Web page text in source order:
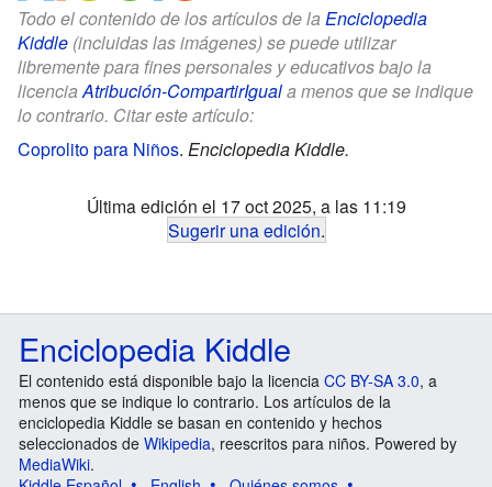
Todo el contenido de los artículos de la Enciclopedia
Kiddle (incluidas las imágenes) se puede utilizar
libremente para fines personales y educativos bajo la
licenciaAtribución-CompartirIguala menos que se indique
lo contrario. Citar este artículo:
Coprolito para Niños. Enciclopedia Kiddle.
Última edición el 17 oct 2025, a las 11:19
Sugerir una edición.
Enciclopedia Kiddle
El contenido está disponible bajo la licencia CC BY-SA 3.0, a
menos que se indique lo contrario. Los artículos de la
enciclopedia Kiddle se basan en contenido y hechos
seleccionados de Wikipedia, reescritos para niños. Powered by
MediaWiki.